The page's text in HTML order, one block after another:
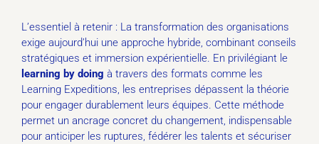
L’essentiel à retenir : La transformation des organisations
exige aujourd’hui une approche hybride, combinant conseils
stratégiques et immersion expérientielle. En privilégiant le
learning by doing à travers des formats comme les
Learning Expeditions, les entreprises dépassent la théorie
pour engager durablement leurs équipes. Cette méthode
permet un ancrage concret du changement, indispensable
pour anticiper les ruptures, fédérer les talents et sécuriser